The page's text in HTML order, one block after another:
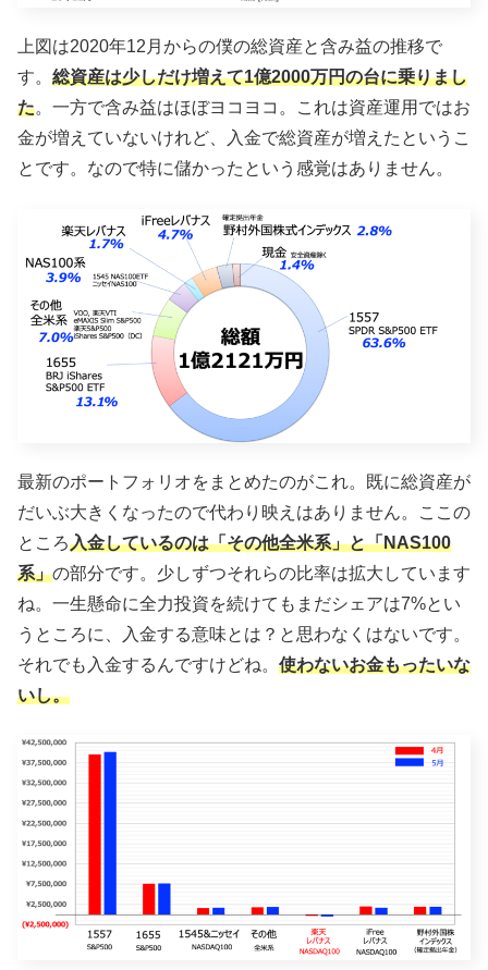
上図は2020年12月からの僕の総資産と含み益の推移で
す。 総資産は少しだけ増えて1億2000万円の台に乗りまし
た。一方で含み益はほぼヨコヨコ。これは資産運用ではお
金が増えていないけれど、入金で総資産が増えたというこ
とです。なので特に儲かったという感覚はありません。
最新のポートフォリオをまとめたのがこれ。既に総資産が
だいぶ大きくなったので代わり映えはありません。ここの
ところ入金しているのは「その他全米系」と「NAS100
系」の部分です。少しずつそれらの比率は拡大しています
ね。一生懸命に全力投資を続けてもまだシェアは7%とい
うところに、入金する意味とは？と思わなくはないです。
それでも入金するんですけどね。 使わないお金もったいな
いし。